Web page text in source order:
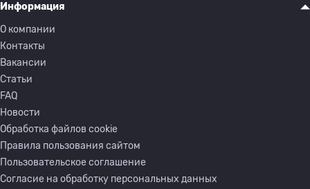
Информация
О компании
Контакты
Вакансии
Статьи
FAQ
Новости
Обработка файлов cookie
Правила пользования сайтом
Пользовательское соглашение
Согласие на обработку персональных данных